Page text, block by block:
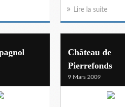
Lire la suite
Château de
Pierrefonds
9 Mars 2009